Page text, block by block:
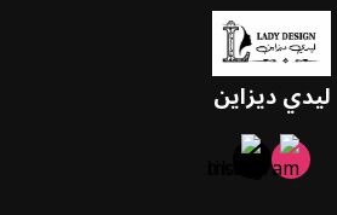
ليدي ديزاين